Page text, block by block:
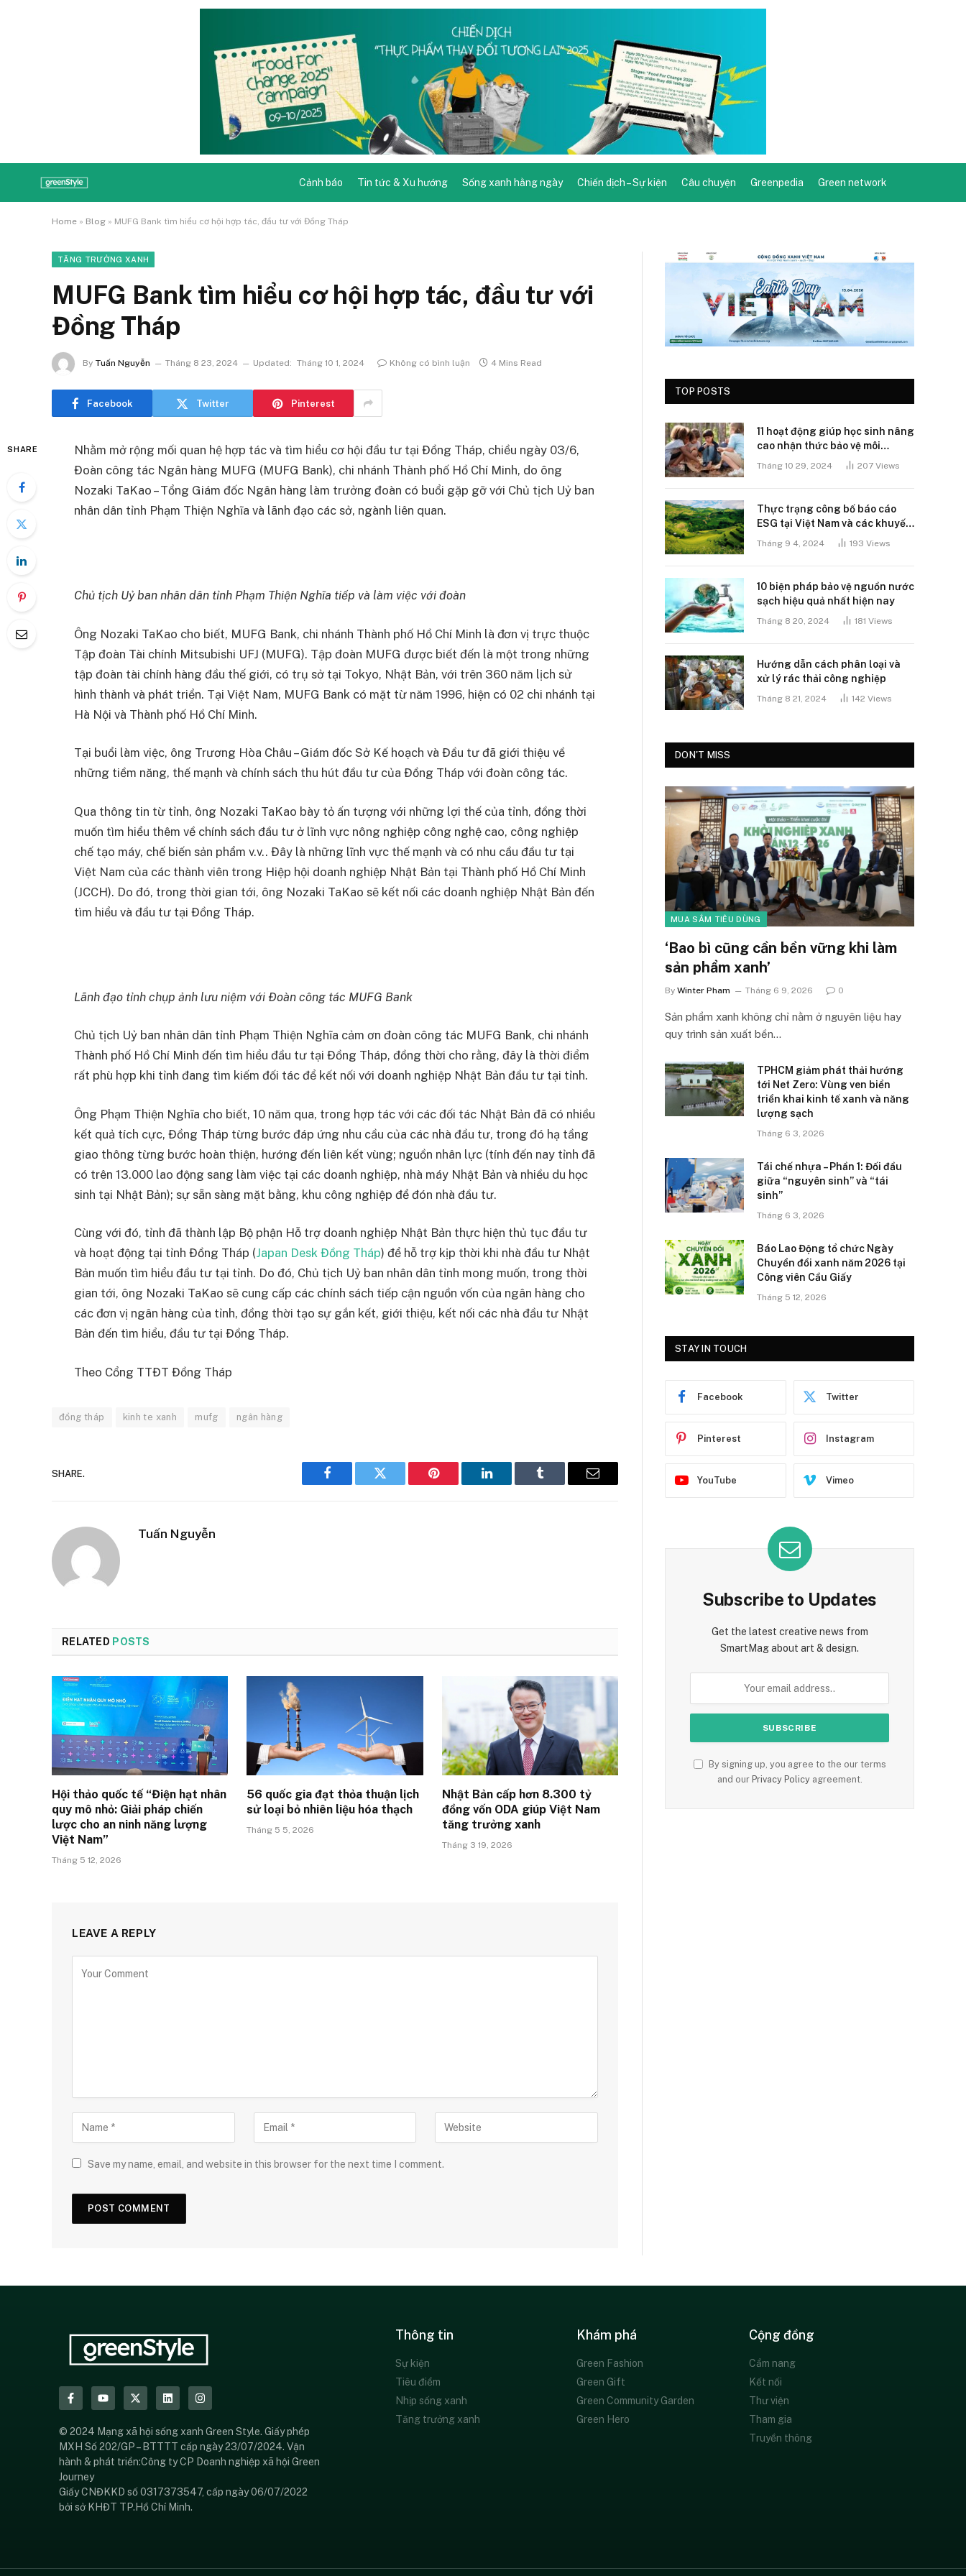
Cảnh báo Tin tức & Xu hướng Sống xanh hằng ngày Chiến dịch – Sự kiện Câu chuyện Greenpedia Green network
Home » Blog » MUFG Bank tìm hiểu cơ hội hợp tác, đầu tư với Đồng Tháp
TĂNG TRƯỞNG XANH
MUFG Bank tìm hiểu cơ hội hợp tác, đầu tư với
Đồng Tháp
By Tuấn Nguyễn Tháng 8 23, 2024 Updated: Tháng 10 1, 2024 Không có bình luận 4 Mins Read
Facebook Twitter Pinterest
SHARE
Nhằm mở rộng mối quan hệ hợp tác và tìm hiểu cơ hội đầu tư tại Đồng Tháp, chiều ngày 03/6,
Đoàn công tác Ngân hàng MUFG (MUFG Bank), chi nhánh Thành phố Hồ Chí Minh, do ông
Nozaki TaKao – Tổng Giám đốc Ngân hàng làm trưởng đoàn có buổi gặp gỡ với Chủ tịch Uỷ ban
nhân dân tỉnh Phạm Thiện Nghĩa và lãnh đạo các sở, ngành liên quan.
Chủ tịch Uỷ ban nhân dân tỉnh Phạm Thiện Nghĩa tiếp và làm việc với đoàn
Ông Nozaki TaKao cho biết, MUFG Bank, chi nhánh Thành phố Hồ Chí Minh là đơn vị trực thuộc
Tập đoàn Tài chính Mitsubishi UFJ (MUFG). Tập đoàn MUFG được biết đến là một trong những
tập đoàn tài chính hàng đầu thế giới, có trụ sở tại Tokyo, Nhật Bản, với trên 360 năm lịch sử
hình thành và phát triển. Tại Việt Nam, MUFG Bank có mặt từ năm 1996, hiện có 02 chi nhánh tại
Hà Nội và Thành phố Hồ Chí Minh.
Tại buổi làm việc, ông Trương Hòa Châu – Giám đốc Sở Kế hoạch và Đầu tư đã giới thiệu về
những tiềm năng, thế mạnh và chính sách thu hút đầu tư của Đồng Tháp với đoàn công tác.
Qua thông tin từ tỉnh, ông Nozaki TaKao bày tỏ ấn tượng với những lợi thế của tỉnh, đồng thời
muốn tìm hiểu thêm về chính sách đầu tư ở lĩnh vực nông nghiệp công nghệ cao, công nghiệp
chế tạo máy, chế biến sản phẩm v.v.. Đây là những lĩnh vực thế mạnh và có nhu cầu đầu tư tại
Việt Nam của các thành viên trong Hiệp hội doanh nghiệp Nhật Bản tại Thành phố Hồ Chí Minh
(JCCH). Do đó, trong thời gian tới, ông Nozaki TaKao sẽ kết nối các doanh nghiệp Nhật Bản đến
tìm hiểu và đầu tư tại Đồng Tháp.
Lãnh đạo tỉnh chụp ảnh lưu niệm với Đoàn công tác MUFG Bank
Chủ tịch Uỷ ban nhân dân tỉnh Phạm Thiện Nghĩa cảm ơn đoàn công tác MUFG Bank, chi nhánh
Thành phố Hồ Chí Minh đến tìm hiểu đầu tư tại Đồng Tháp, đồng thời cho rằng, đây là thời điểm
rất phù hợp khi tỉnh đang tìm kiếm đối tác để kết nối với doanh nghiệp Nhật Bản đầu tư tại tỉnh.
Ông Phạm Thiện Nghĩa cho biết, 10 năm qua, trong hợp tác với các đối tác Nhật Bản đã có nhiều
kết quả tích cực, Đồng Tháp từng bước đáp ứng nhu cầu của các nhà đầu tư, trong đó hạ tầng
giao thông từng bước hoàn thiện, hướng đến liên kết vùng; nguồn nhân lực (tính đến nay tỉnh đã
có trên 13.000 lao động sang làm việc tại các doanh nghiệp, nhà máy Nhật Bản và nhiều du học
sinh tại Nhật Bản); sự sẵn sàng mặt bằng, khu công nghiệp để đón nhà đầu tư.
Cùng với đó, tỉnh đã thành lập Bộ phận Hỗ trợ doanh nghiệp Nhật Bản thực hiện thủ tục đầu tư
và hoạt động tại tỉnh Đồng Tháp (Japan Desk Đồng Tháp) để hỗ trợ kịp thời khi nhà đầu tư Nhật
Bản muốn tìm hiểu đầu tư tại tỉnh. Do đó, Chủ tịch Uỷ ban nhân dân tỉnh mong muốn, trong thời
gian tới, ông Nozaki TaKao sẽ cung cấp các chính sách tiếp cận nguồn vốn của ngân hàng cho
các đơn vị ngân hàng của tỉnh, đồng thời tạo sự gắn kết, giới thiệu, kết nối các nhà đầu tư Nhật
Bản đến tìm hiểu, đầu tư tại Đồng Tháp.
Theo Cổng TTĐT Đồng Tháp
đồng tháp kinh te xanh mufg ngân hàng
SHARE.
Facebook Twitter Pinterest LinkedIn Tumblr Email
Tuấn Nguyễn
RELATED POSTS
Hội thảo quốc tế “Điện hạt nhân
quy mô nhỏ: Giải pháp chiến
lược cho an ninh năng lượng
Việt Nam”
Tháng 5 12, 2026
56 quốc gia đạt thỏa thuận lịch
sử loại bỏ nhiên liệu hóa thạch
Tháng 5 5, 2026
Nhật Bản cấp hơn 8.300 tỷ
đồng vốn ODA giúp Việt Nam
tăng trưởng xanh
Tháng 3 19, 2026
LEAVE A REPLY
Save my name, email, and website in this browser for the next time I comment.
TOP POSTS
11 hoạt động giúp học sinh nâng
cao nhận thức bảo vệ môi
trường
Tháng 10 29, 2024 207 Views
Thực trạng công bố báo cáo
ESG tại Việt Nam và các khuyến
nghị
Tháng 9 4, 2024 193 Views
10 biện pháp bảo vệ nguồn nước
sạch hiệu quả nhất hiện nay
Tháng 8 20, 2024 181 Views
Hướng dẫn cách phân loại và
xử lý rác thải công nghiệp
Tháng 8 21, 2024 142 Views
DON'T MISS
MUA SẮM TIÊU DÙNG
‘Bao bì cũng cần bền vững khi làm
sản phẩm xanh’
By Winter Pham Tháng 6 9, 2026 0
Sản phẩm xanh không chỉ nằm ở nguyên liệu hay
quy trình sản xuất bền…
TPHCM giảm phát thải hướng
tới Net Zero: Vùng ven biển
triển khai kinh tế xanh và năng
lượng sạch
Tháng 6 3, 2026
Tái chế nhựa – Phần 1: Đối đầu
giữa “nguyên sinh” và “tái
sinh”
Tháng 6 3, 2026
Báo Lao Động tổ chức Ngày
Chuyển đổi xanh năm 2026 tại
Công viên Cầu Giấy
Tháng 5 12, 2026
STAY IN TOUCH
Facebook Twitter
Pinterest Instagram
YouTube Vimeo
Subscribe to Updates
Get the latest creative news from
SmartMag about art & design.
By signing up, you agree to the our terms
and our Privacy Policyagreement.
© 2024 Mạng xã hội sống xanh Green Style. Giấy phép
MXH Số 202/GP – BTTTT cấp ngày 23/07/2024. Vận
hành & phát triển:Công ty CP Doanh nghiệp xã hội Green
Journey
Giấy CNĐKKD số 0317373547, cấp ngày 06/07/2022
bởi sở KHĐT TP.Hồ Chí Minh.
Thông tin
Sự kiện
Tiêu điểm
Nhịp sống xanh
Tăng trưởng xanh
Khám phá
Green Fashion
Green Gift
Green Community Garden
Green Hero
Cộng đồng
Cẩm nang
Kết nối
Thư viện
Tham gia
Truyền thông